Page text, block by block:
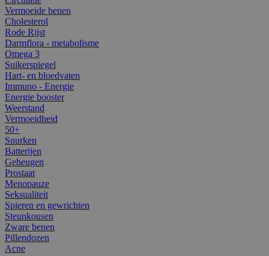
Vermoeide benen
Cholesterol
Rode Rijst
Darmflora - metabolisme
Omega 3
Suikerspiegel
Hart- en bloedvaten
Immuno - Energie
Energie booster
Weerstand
Vermoeidheid
50+
Snurken
Batterijen
Geheugen
Prostaat
Menopauze
Seksualiteit
Spieren en gewrichten
Steunkousen
Zware benen
Pillendozen
Acne